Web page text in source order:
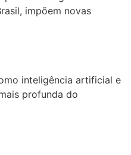
impõem novas
inteligência artificial e
profunda do